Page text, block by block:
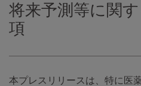
将来予測等に関
項
本プレスリリースは、特に医